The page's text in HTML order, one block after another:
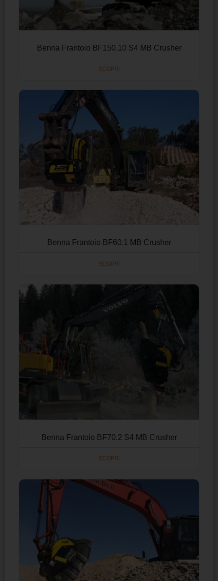
Benna Frantoio BF150.10 S4 MB Crusher
SCOPRI
Benna Frantoio BF60.1 MB Crusher
SCOPRI
Benna Frantoio BF70.2 S4 MB Crusher
SCOPRI